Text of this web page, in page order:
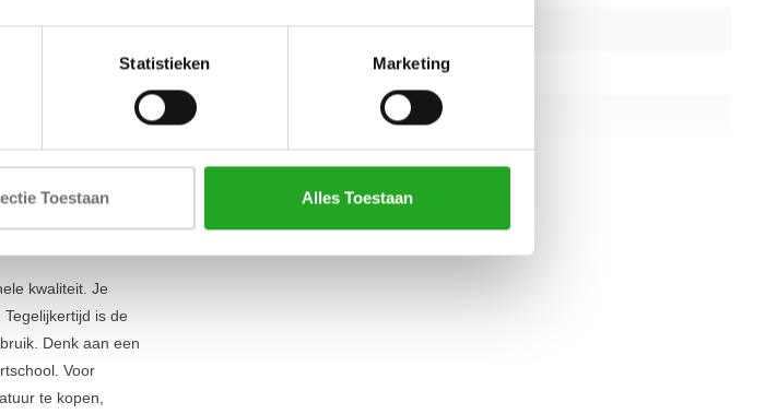
Statistieken Marketing
Toestaan Alles Toestaan
onafhankelijk van
Of je nu
is ontworpen
kg staat dit station
bovendien voor
kwaliteit. Je
is de
Denk aan een
Voor
te kopen,
Kleur zwart
Lengte 1000 mm
Breedte 1500 mm
alle specificaties